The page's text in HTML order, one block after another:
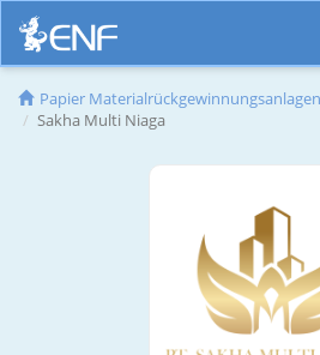
Papier Materialrückgewinnungsanlagen
Sakha Multi Niaga